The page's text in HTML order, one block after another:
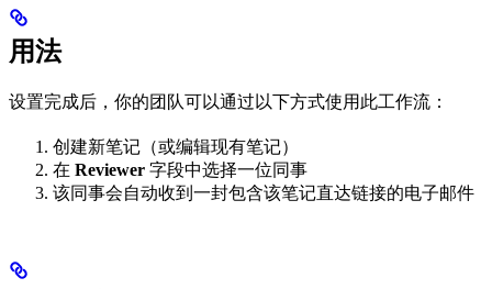
用法
设置完成后，你的团队可以通过以下方式使用此工作流：
创建新笔记（或编辑现有笔记）
在 Reviewer 字段中选择一位同事
该同事会自动收到一封包含该笔记直达链接的电子邮件